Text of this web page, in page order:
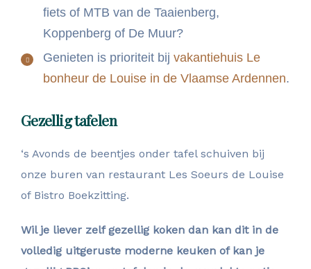
fiets of MTB van de Taaienberg,
Koppenberg of De Muur?
Genieten is prioriteit bij vakantiehuis Le
bonheur de Louise in de Vlaamse Ardennen.
Gezellig tafelen
‘s Avonds de beentjes onder tafel schuiven bij
onze buren van restaurant Les Soeurs de Louise
of Bistro Boekzitting.
Wil je liever zelf gezellig koken dan kan dit in de
volledig uitgeruste moderne keuken of kan je